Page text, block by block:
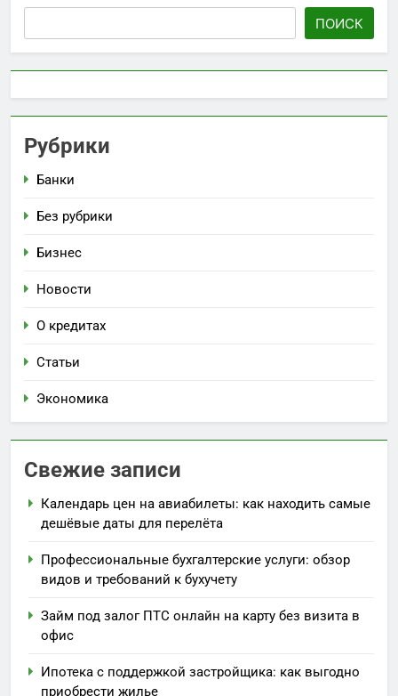
ПОИСК
Рубрики
Банки
Без рубрики
Бизнес
Новости
О кредитах
Статьи
Экономика
Свежие записи
Календарь цен на авиабилеты: как находить самые
дешёвые даты для перелёта
Профессиональные бухгалтерские услуги: обзор
видов и требований к бухучету
Займ под залог ПТС онлайн на карту без визита в
офис
Ипотека с поддержкой застройщика: как выгодно
приобрести жилье